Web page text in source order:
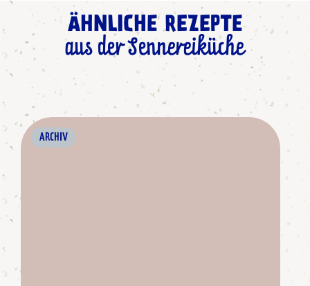
ÄHNLICHE REZEPTE
aus der Sennereiküche
ARCHIV